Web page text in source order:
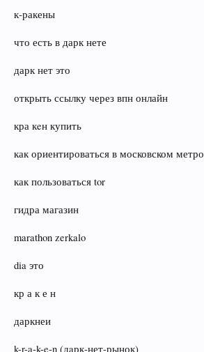
к‑ракены
что есть в дарк нете
дарк нет это
открыть ссылку через впн онлайн
кра кeн купить
как ориентироваться в московском метро
как пользоваться tor
гидра магазин
marathon zerkalo
dia это
кр а к е н
даркнеи
k-r-a-k-e-n (дaрк‑нет-рынок)